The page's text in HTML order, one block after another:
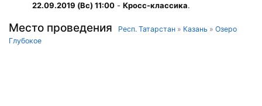
22.09.2019 (Вс) 11:00 - Кросс-классика.
Место проведения Респ. Татарстан » Казань » Озеро
Глубокое